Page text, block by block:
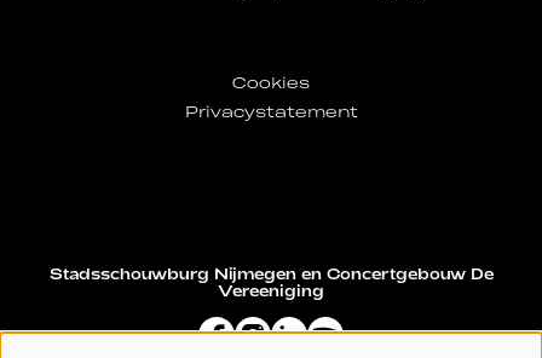
Cookies
Privacystatement
Stadsschouwburg Nijmegen en Concertgebouw De
Vereeniging